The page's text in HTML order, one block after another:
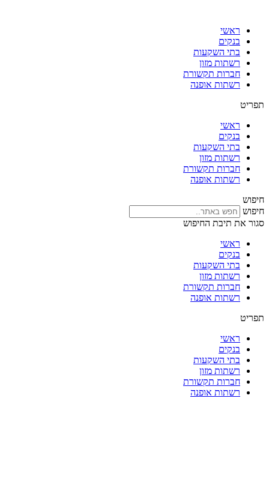
ראשי
בנקים
בתי השקעות
רשתות מזון
חברות תקשורת
רשתות אופנה
תפריט
ראשי
בנקים
בתי השקעות
רשתות מזון
חברות תקשורת
רשתות אופנה
חיפוש
חיפוש
סגור את תיבת החיפוש
ראשי
בנקים
בתי השקעות
רשתות מזון
חברות תקשורת
רשתות אופנה
תפריט
ראשי
בנקים
בתי השקעות
רשתות מזון
חברות תקשורת
רשתות אופנה